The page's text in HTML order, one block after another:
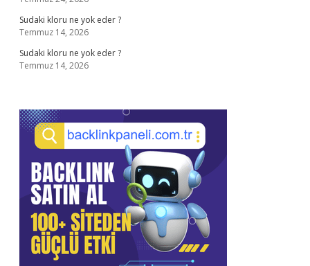
Sudaki kloru ne yok eder ?
Temmuz 14, 2026
Sudaki kloru ne yok eder ?
Temmuz 14, 2026